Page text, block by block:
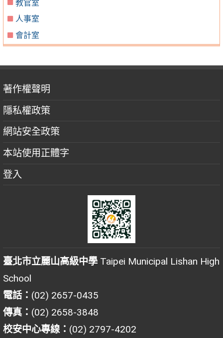
教官室
人事室
會計室
著作權聲明
隱私權政策
網站安全政策
本站使用正體字
登入
臺北市立麗山高級中學 Taipei Municipal Lishan High
School
電話： (02) 2657-0435
傳真： (02) 2658-3848
校安中心專線： (02) 2797-4202